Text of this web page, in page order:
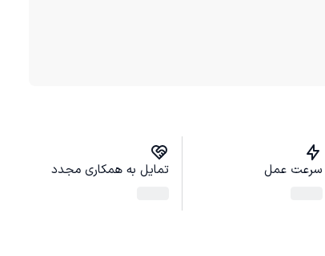
سرعت عمل تمایل به همکاری مجدد